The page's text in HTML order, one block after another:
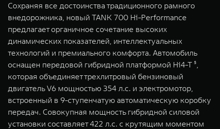
WEY 80
Масштаб возможностей
от 6 449 000 ₽
WEY 80
от 8 099
Сохраняя все достоинства традиционного рамного
внедорожника, новый TANK 700 Hi-Performance
предлагает органичное сочетание высоких
динамических показателей, интеллектуальных
технологий и премиального комфорта. Автомобиль
оснащен передовой гибридной платформой Hi4-T ⁵,
которая объединяет трехлитровый бензиновый
двигатель V6 мощностью 354 л.с. и электромотор,
встроенный в 9-ступенчатую автоматическую коробку
передач. Совокупная мощность гибридной силовой
установки составляет 422 л.с. с крутящим моментом